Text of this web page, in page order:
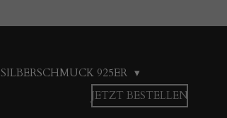
SILBERSCHMUCK 925ER
JETZT BESTELLEN